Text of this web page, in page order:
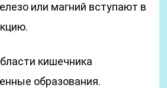
или магний вступают в
кишечника
образования.